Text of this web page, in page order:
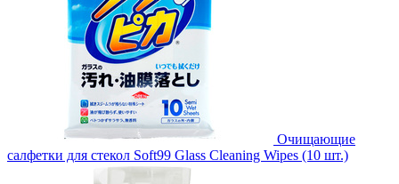
Очищающие
салфетки для стекол Soft99 Glass Cleaning Wipes (10 шт.)